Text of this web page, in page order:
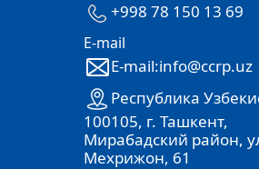
+998 78 150 13 69
E-mail
E-mail:info@ccrp.uz
Республика
100105, г. Ташкент,
Мирабадский район,
Мехрижон, 61